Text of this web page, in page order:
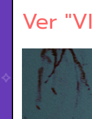
Ver